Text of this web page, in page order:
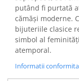
putând fi purtată
cămăși moderne.
bijuteriile clasice
simbol al
atemporal.
Informatii